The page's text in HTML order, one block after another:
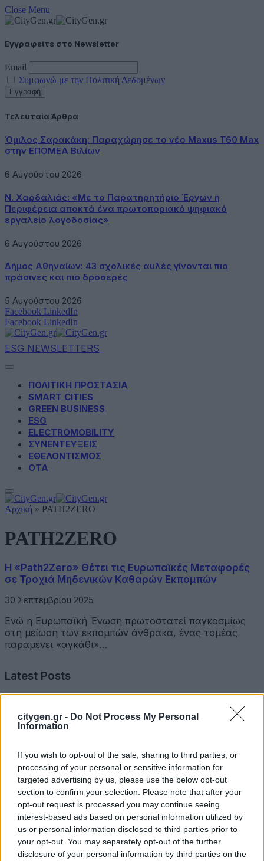
citygen.gr - Do Not Process My Personal
Information
If you wish to opt-out of the sale, sharing to third parties, or
processing of your personal or sensitive information for
targeted advertising by us, please use the below opt-out
section to confirm your selection. Please note that after your
opt-out request is processed you may continue seeing
interest-based ads based on personal information utilized by
us or personal information disclosed to third parties prior to
your opt-out. You may separately opt-out of the further
disclosure of your personal information by third parties on the
Close Menu
Εγγραφείτε στο Newsletter
Email
Συμφωνώ με την Πολιτική Δεδομένων
Τελευταία Άρθρα
Όμιλος Σαρακάκη: Παραχώρησε το νέο Maxus T60 Max
στην ΕΠΟΜΕΑ Βιλίων
6 Αυγούστου 2026
Ν. Χαρδαλιάς: «Με το Παρατηρητήριο Έργων η
Περιφέρεια αποκτά ένα πρωτοποριακό ψηφιακό
εργαλείο λογοδοσίας»
6 Αυγούστου 2026
Δήμος Αθηναίων: 43 σχολικές αυλές γίνονται πιο
πράσινες και πιο δροσερές
5 Αυγούστου 2026
Facebook LinkedIn
Facebook LinkedIn
ESG NEWSLETTERS
ΠΟΛΙΤΙΚΗ ΠΡΟΣΤΑΣΙΑ
SMART CITIES
GREEN BUSINESS
ESG
ELECTROMOBILITY
ΣΥΝΕΝΤΕΥΞΕΙΣ
ΕΘΕΛΟΝΤΙΣΜΟΣ
ΟΤΑ
Αρχική » PATH2ZERO
PATH2ZERO
Η «Path2Zero» Θέτει τις Ευρωπαϊκές Μεταφορές
σε Τροχιά Μηδενικών Καθαρών Εκπομπών
30 Σεπτεμβρίου 2025
Ενώ η Ευρωπαϊκή Ένωση πρωτοστατεί παγκοσμίως
στη μείωση των εκπομπών άνθρακα, ένας τομέας
παραμένει «αγκάθι»…
Latest Posts
Όμιλος Σαρακάκη: Παραχώρησε το νέο Maxus T60 Max
στην ΕΠΟΜΕΑ Βιλίων
Ν. Χαρδαλιάς: «Με το Παρατηρητήριο Έργων η
Περιφέρεια αποκτά ένα πρωτοποριακό ψηφιακό
εργαλείο λογοδοσίας»
6 Αυγούστου 2026
Δήμος Αθηναίων: 43 σχολικές αυλές γίνονται πιο
πράσινες και πιο δροσερές